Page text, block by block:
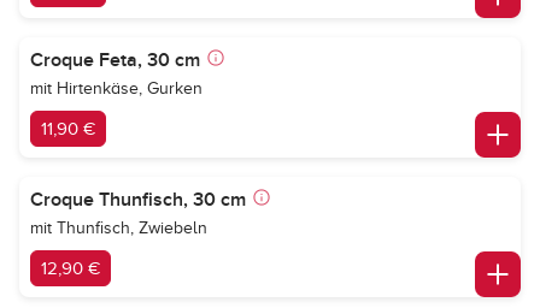
Croque Feta, 30 cm
mit Hirtenkäse, Gurken
11,90 €
Croque Thunfisch, 30 cm
mit Thunfisch, Zwiebeln
12,90 €